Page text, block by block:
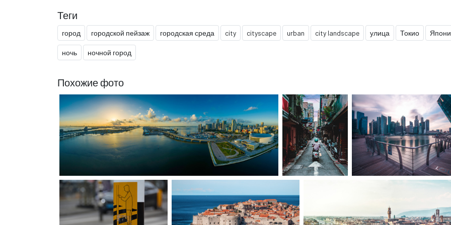
Теги
город городской пейзаж городская среда city cityscape urban city landscape улица Токио
ночь ночной город
Похожие фото